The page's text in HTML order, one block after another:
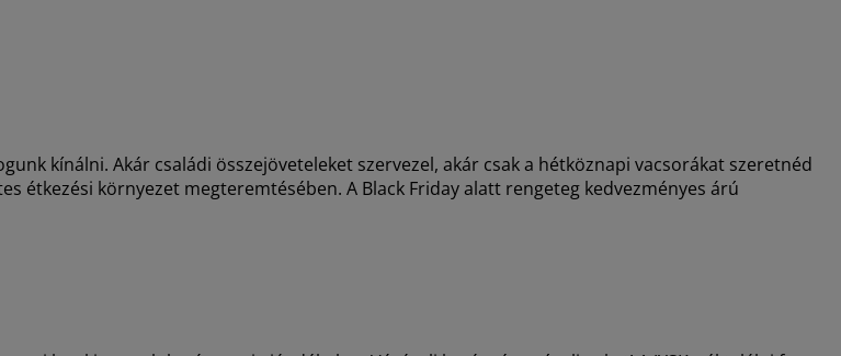
kínálni. Akár családi összejöveteleket szervezel, akár csak a hétköznapi vacsorákat szeretnéd
étkezési környezet megteremtésében. A Black Friday alatt rengeteg kedvezményes árú